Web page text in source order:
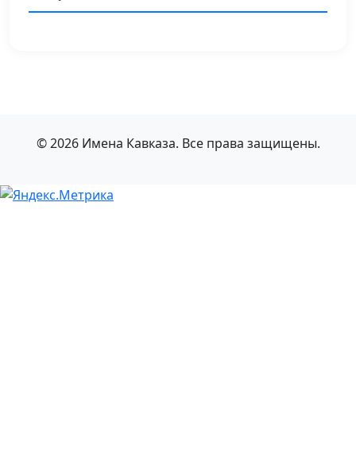
© 2026 Имена Кавказа. Все права защищены.